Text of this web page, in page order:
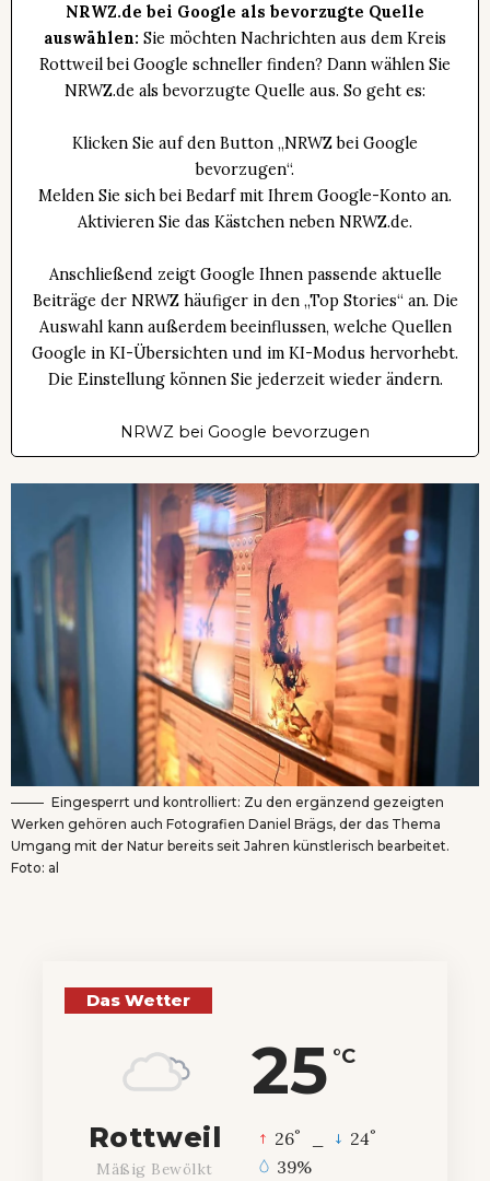
NRWZ.de bei Google als bevorzugte Quelle
auswählen: Sie möchten Nachrichten aus dem Kreis
Rottweil bei Google schneller finden? Dann wählen Sie
NRWZ.de als bevorzugte Quelle aus. So geht es:
Klicken Sie auf den Button „NRWZ bei Google
bevorzugen“.
Melden Sie sich bei Bedarf mit Ihrem Google-Konto an.
Aktivieren Sie das Kästchen neben NRWZ.de.
Anschließend zeigt Google Ihnen passende aktuelle
Beiträge der NRWZ häufiger in den „Top Stories“ an. Die
Auswahl kann außerdem beeinflussen, welche Quellen
Google in KI-Übersichten und im KI-Modus hervorhebt.
Die Einstellung können Sie jederzeit wieder ändern.
NRWZ bei Google bevorzugen
Eingesperrt und kontrolliert: Zu den ergänzend gezeigten
Werken gehören auch Fotografien Daniel Brägs, der das Thema
Umgang mit der Natur bereits seit Jahren künstlerisch bearbeitet.
Foto: al
Das Wetter
25 °C
Rottweil
Mäßig Bewölkt
26° 24°
39%